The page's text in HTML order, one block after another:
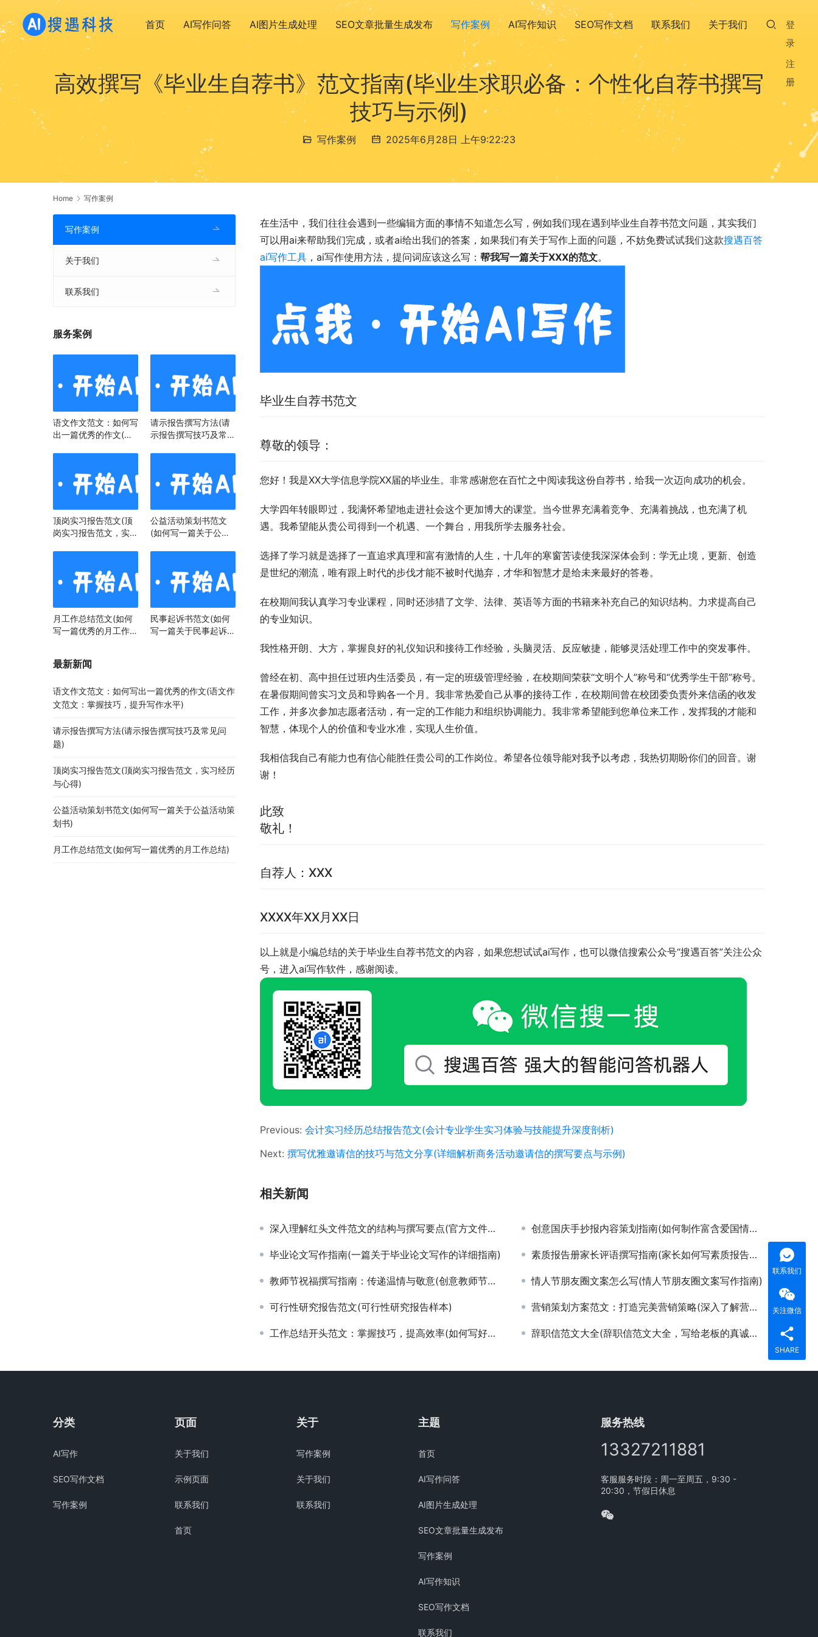
首页 AI写作问答 AI图片生成处理 SEO文章批量生成发布 写作案例 AI写作知识 SEO写作文档 联系我们 关于我们
登
录
注
册
高效撰写《毕业生自荐书》范文指南(毕业生求职必备：个性化自荐书撰写
技巧与示例)
写作案例 2025年6月28日 上午9:22:23
Home 写作案例
在生活中，我们往往会遇到一些编辑方面的事情不知道怎么写，例如我们现在遇到毕业生自荐书范文问题，其实我们
可以用ai来帮助我们完成，或者ai给出我们的答案，如果我们有关于写作上面的问题，不妨免费试试我们这款搜遇百答
ai写作工具 ，ai写作使用方法，提问词应该这么写： 帮我写一篇关于XXX的范文。
毕业生自荐书范文
尊敬的领导：
您好！我是XX大学信息学院XX届的毕业生。非常感谢您在百忙之中阅读我这份自荐书，给我一次迈向成功的机会。
大学四年转眼即过，我满怀希望地走进社会这个更加博大的课堂。当今世界充满着竞争、充满着挑战，也充满了机
遇。我希望能从贵公司得到一个机遇、一个舞台，用我所学去服务社会。
选择了学习就是选择了一直追求真理和富有激情的人生，十几年的寒窗苦读使我深深体会到：学无止境，更新、创造
是世纪的潮流，唯有跟上时代的步伐才能不被时代抛弃，才华和智慧才是给未来最好的答卷。
在校期间我认真学习专业课程，同时还涉猎了文学、法律、英语等方面的书籍来补充自己的知识结构。力求提高自己
的专业知识。
我性格开朗、大方，掌握良好的礼仪知识和接待工作经验，头脑灵活、反应敏捷，能够灵活处理工作中的突发事件。
曾经在初、高中担任过班内生活委员，有一定的班级管理经验，在校期间荣获“文明个人”称号和“优秀学生干部”称号。
在暑假期间曾实习文员和导购各一个月。我非常热爱自己从事的接待工作，在校期间曾在校团委负责外来信函的收发
工作，并多次参加志愿者活动，有一定的工作能力和组织协调能力。我非常希望能到您单位来工作，发挥我的才能和
智慧，体现个人的价值和专业水准，实现人生价值。
我相信我自己有能力也有信心能胜任贵公司的工作岗位。希望各位领导能对我予以考虑，我热切期盼你们的回音。谢
谢！
此致
敬礼！
自荐人：XXX
XXXX年XX月XX日
以上就是小编总结的关于毕业生自荐书范文的内容，如果您想试试ai写作，也可以微信搜索公众号“搜遇百答”关注公众
号，进入ai写作软件，感谢阅读。
Previous: 会计实习经历总结报告范文(会计专业学生实习体验与技能提升深度剖析)
Next: 撰写优雅邀请信的技巧与范文分享(详细解析商务活动邀请信的撰写要点与示例)
相关新闻
深入理解红头文件范文的结构与撰写要点(官方文件撰写技巧：红头文件范文解析与实例应用) 创意国庆手抄报内容策划指南(如何制作富含爱国情感的国庆手抄报)
毕业论文写作指南(一篇关于毕业论文写作的详细指南) 素质报告册家长评语撰写指南(家长如何写素质报告册的评语)
教师节祝福撰写指南：传递温情与敬意(创意教师节祝福语撰写技巧与范例) 情人节朋友圈文案怎么写(情人节朋友圈文案写作指南)
可行性研究报告范文(可行性研究报告样本) 营销策划方案范文：打造完美营销策略(深入了解营销策划方案：成功企业的秘密武器)
工作总结开头范文：掌握技巧，提高效率(如何写好工作总结开头：实用技巧和案例分析) 辞职信范文大全(辞职信范文大全，写给老板的真诚告别)
写作案例
关于我们
联系我们
服务案例
语文作文范文：如何写
出一篇优秀的作文(语
请示报告撰写方法(请
示报告撰写技巧及常见
顶岗实习报告范文(顶
岗实习报告范文，实习
公益活动策划书范文
(如何写一篇关于公益
月工作总结范文(如何
写一篇优秀的月工作总
民事起诉书范文(如何
写一篇关于民事起诉书
最新新闻
语文作文范文：如何写出一篇优秀的作文(语文作
文范文：掌握技巧，提升写作水平)
请示报告撰写方法(请示报告撰写技巧及常见问
题)
顶岗实习报告范文(顶岗实习报告范文，实习经历
与心得)
公益活动策划书范文(如何写一篇关于公益活动策
划书)
月工作总结范文(如何写一篇优秀的月工作总结)
分类
AI写作
SEO写作文档
写作案例
页面
关于我们
示例页面
联系我们
首页
关于
写作案例
关于我们
联系我们
主题
首页
AI写作问答
AI图片生成处理
SEO文章批量生成发布
写作案例
AI写作知识
SEO写作文档
联系我们
服务热线
13327211881
客服服务时段：周一至周五，9:30 -
20:30，节假日休息
联系我们
关注微信
SHARE